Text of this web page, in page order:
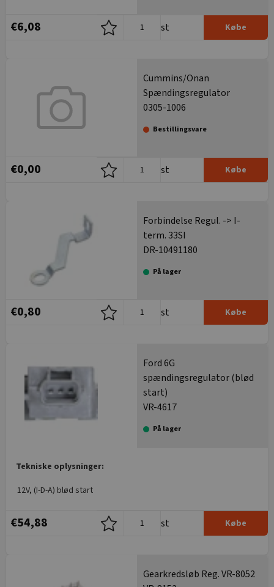
€6,08 st Købe
Cummins/Onan
Spændingsregulator
0305-1006
Bestillingsvare
€0,00 st Købe
Forbindelse Regul. -> I-
term. 33SI
DR-10491180
På lager
€0,80 st Købe
Ford 6G
spændingsregulator (blød
start)
VR-4617
På lager
Tekniske oplysninger:
12V, (I-D-A) blød start
€54,88 st Købe
Gearkredsløb Reg. VR-8052